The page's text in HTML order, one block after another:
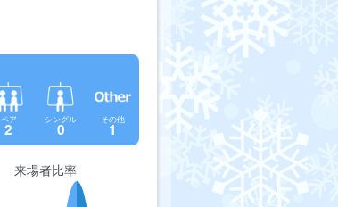
ペア
2
シングル
0
その他
1
来場者比率